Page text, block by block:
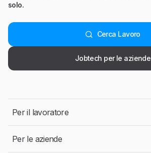
solo.
Cerca Lavoro
Jobtech per le aziende
Per il lavoratore
Per le aziende